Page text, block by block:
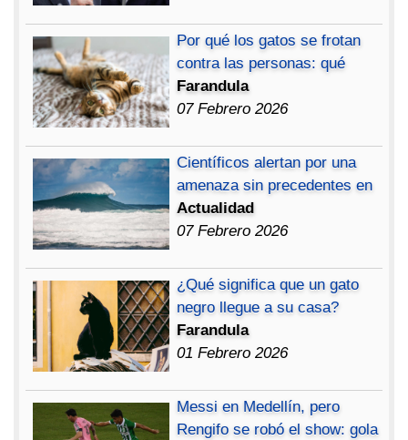
Por qué los gatos se frotan
contra las personas: qué
Farandula
07 Febrero 2026
Científicos alertan por una
amenaza sin precedentes en
Actualidad
07 Febrero 2026
¿Qué significa que un gato
negro llegue a su casa?
Farandula
01 Febrero 2026
Messi en Medellín, pero
Rengifo se robó el show: gola